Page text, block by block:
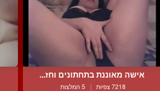
אישה מאוננת בתחתונים וחז...
7218 צפיות | 5 המלצות